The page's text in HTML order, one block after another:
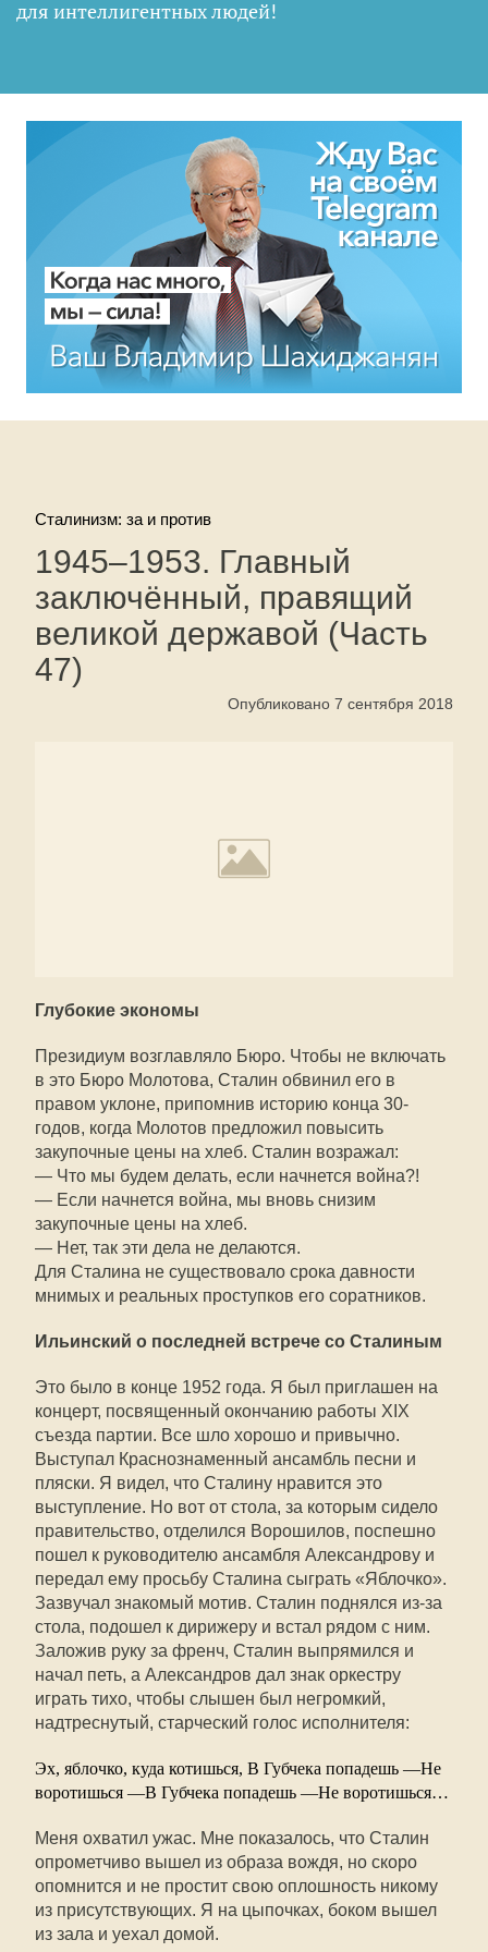
для интеллигентных людей!
Сталинизм: за и против
1945–1953. Главный
заключённый, правящий
великой державой (Часть
47)
Опубликовано 7 сентября 2018
Глубокие экономы
Президиум возглавляло Бюро. Чтобы не включать
в это Бюро Молотова, Сталин обвинил его в
правом уклоне, припомнив историю конца 30-
годов, когда Молотов предложил повысить
закупочные цены на хлеб. Сталин возражал:
— Что мы будем делать, если начнется война?!
— Если начнется война, мы вновь снизим
закупочные цены на хлеб.
— Нет, так эти дела не делаются.
Для Сталина не существовало срока давности
мнимых и реальных проступков его соратников.
Ильинский о последней встрече со Сталиным
Это было в конце 1952 года. Я был приглашен на
концерт, посвященный окончанию работы XIX
съезда партии. Все шло хорошо и привычно.
Выступал Краснознаменный ансамбль песни и
пляски. Я видел, что Сталину нравится это
выступление. Но вот от стола, за которым сидело
правительство, отделился Ворошилов, поспешно
пошел к руководителю ансамбля Александрову и
передал ему просьбу Сталина сыграть «Яблочко».
Зазвучал знакомый мотив. Сталин поднялся из-за
стола, подошел к дирижеру и встал рядом с ним.
Заложив руку за френч, Сталин выпрямился и
начал петь, а Александров дал знак оркестру
играть тихо, чтобы слышен был негромкий,
надтреснутый, старческий голос исполнителя:
Эх, яблочко, куда котишься, В Губчека попадешь —Не
воротишься —В Губчека попадешь —Не воротишься…
Меня охватил ужас. Мне показалось, что Сталин
опрометчиво вышел из образа вождя, но скоро
опомнится и не простит свою оплошность никому
из присутствующих. Я на цыпочках, боком вышел
из зала и уехал домой.